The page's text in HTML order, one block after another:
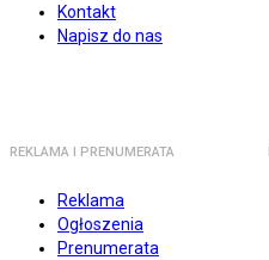
Kontakt
Napisz do nas
REKLAMA I PRENUMERATA
Reklama
Ogłoszenia
Prenumerata